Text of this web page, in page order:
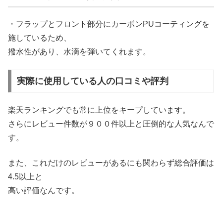
・フラップとフロント部分にカーボンPUコーティングを
施しているため、
撥水性があり、水滴を弾いてくれます。
実際に使用している人の口コミや評判
楽天ランキングでも常に上位をキープしています。
さらにレビュー件数が９００件以上と圧倒的な人気なんで
す。
また、これだけのレビューがあるにも関わらず総合評価は
4.5以上と
高い評価なんです。